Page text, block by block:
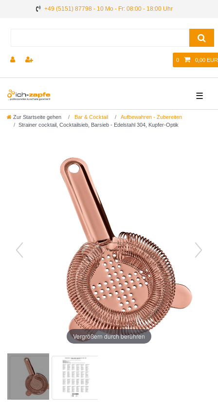
+49 (5151) 87798 - 10 Mo - Fr: 08:00 - 18:00 Uhr
0 0,00 EUR
☰
Zur Startseite gehen Bar & Cocktail
Aufbewahren - Zubereiten
Strainer cocktail, Cocktailsieb, Barsieb - Edelstahl 304, Kupfer-Optik
Vergrößern durch berühren